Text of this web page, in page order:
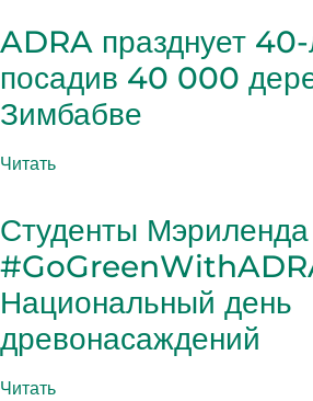
ADRA празднует 40-
посадив 40 000
Зимбабве
Читать
Студенты Мэриленда
Национальный день
древонасаждений
Читать